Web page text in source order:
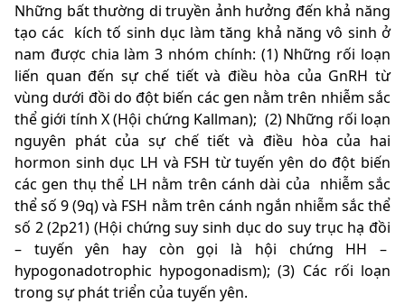
Những bất thường di truyền ảnh hưởng đến khả năng
tạo các kích tố sinh dục làm tăng khả năng vô sinh ở
nam được chia làm 3 nhóm chính: (1) Những rối loạn
liến quan đến sự chế tiết và điều hòa của GnRH từ
vùng dưới đồi do đột biến các gen nằm trên nhiễm sắc
thể giới tính X (Hội chứng Kallman); (2) Những rối loạn
nguyên phát của sự chế tiết và điều hòa của hai
hormon sinh dục LH và FSH từ tuyến yên do đột biến
các gen thụ thể LH nằm trên cánh dài của nhiễm sắc
thể số 9 (9q) và FSH nằm trên cánh ngắn nhiễm sắc thể
số 2 (2p21) (Hội chứng suy sinh dục do suy trục hạ đồi
– tuyến yên hay còn gọi là hội chứng HH –
hypogonadotrophic hypogonadism); (3) Các rối loạn
trong sự phát triển của tuyến yên.